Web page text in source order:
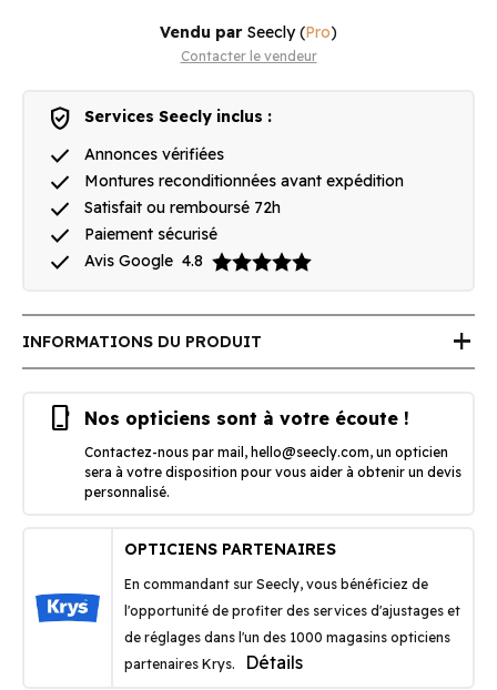
Vendu par Seecly(Pro)
Contacter le vendeur
verified_user Services Seecly inclus :
done Annonces vérifiées
done Montures reconditionnées avant expédition
done Satisfait ou remboursé 72h
done Paiement sécurisé
done Avis Google 4.8
INFORMATIONS DU PRODUIT add
phone_iphone Nos opticiens sont à votre écoute !
Contactez-nous par mail, hello@seecly.com, un opticien
sera à votre disposition pour vous aider à obtenir un devis
personnalisé.
OPTICIENS PARTENAIRES
En commandant sur Seecly, vous bénéficiez de
l'opportunité de profiter des services d'ajustages et
de réglages dans l'un des 1000 magasins opticiens
partenaires Krys.
Détails